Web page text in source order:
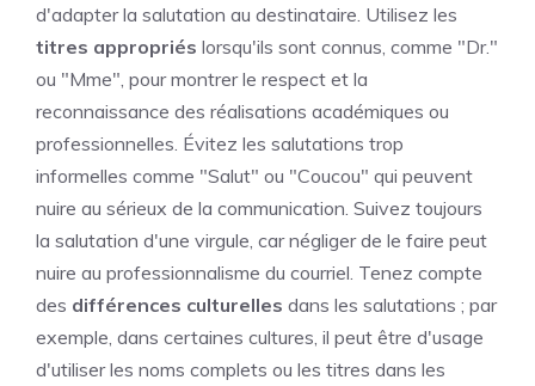
d'adapter la salutation au destinataire. Utilisez les
titres appropriés lorsqu'ils sont connus, comme "Dr."
ou "Mme", pour montrer le respect et la
reconnaissance des réalisations académiques ou
professionnelles. Évitez les salutations trop
informelles comme "Salut" ou "Coucou" qui peuvent
nuire au sérieux de la communication. Suivez toujours
la salutation d'une virgule, car négliger de le faire peut
nuire au professionnalisme du courriel. Tenez compte
des différences culturelles dans les salutations ; par
exemple, dans certaines cultures, il peut être d'usage
d'utiliser les noms complets ou les titres dans les